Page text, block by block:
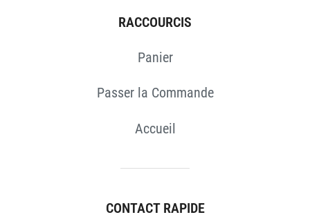
RACCOURCIS
Panier
Passer la Commande
Accueil
CONTACT RAPIDE